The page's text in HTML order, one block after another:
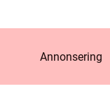
Annonsering